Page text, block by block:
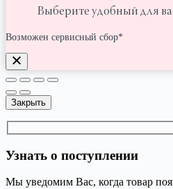
Выберите удобный для
Возможен сервисный сбор*
Закрыть
Узнать о поступлении
Мы уведомим Вас, когда товар